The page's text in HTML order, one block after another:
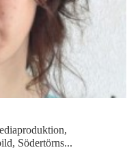
Södertörns...